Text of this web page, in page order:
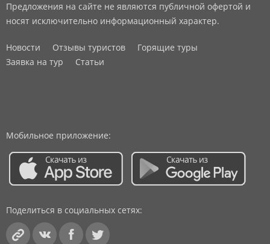
Предложения на сайте не являются публичной офертой и
носят исключительно информационный характер.
Новости Отзывы туристов
Горящие туры
Заявка на тур
Статьи
Мобильное приложение:
Поделиться в социальных сетях: